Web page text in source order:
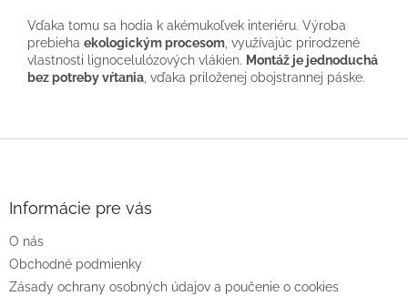
Vďaka tomu sa hodia k akémukoľvek interiéru. Výroba
prebieha ekologickým procesom, využívajúc prirodzené
vlastnosti lignocelulózových vlákien. Montáž je jednoduchá
bez potreby vŕtania, vďaka priloženej obojstrannej páske.
e
Informácie pre vás
O nás
Obchodné podmienky
Zásady ochrany osobných údajov a poučenie o cookies